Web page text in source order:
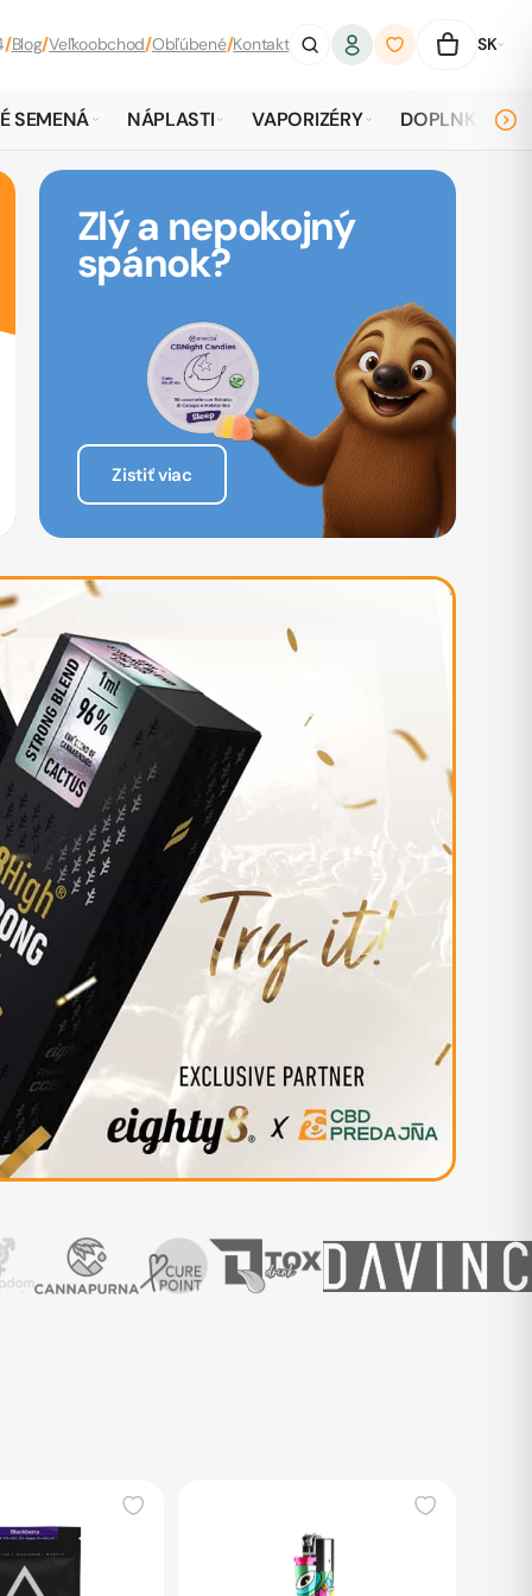
/Blog/Veľkoobchod/Obľúbené/Kontakt SK
SEMENÁ NÁPLASTI VAPORIZÉRY DOPLNKY
Zlý a nepokojný
spánok?
Zistiť viac